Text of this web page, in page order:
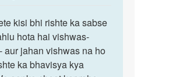
kisi bhi rishte ka sabse
hota hai vishwas-
aur jahan vishwas na ho
ka bhavisya kya